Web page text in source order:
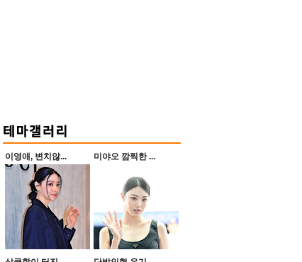
이영애, 변치않... 미야오 깜찍한 ...